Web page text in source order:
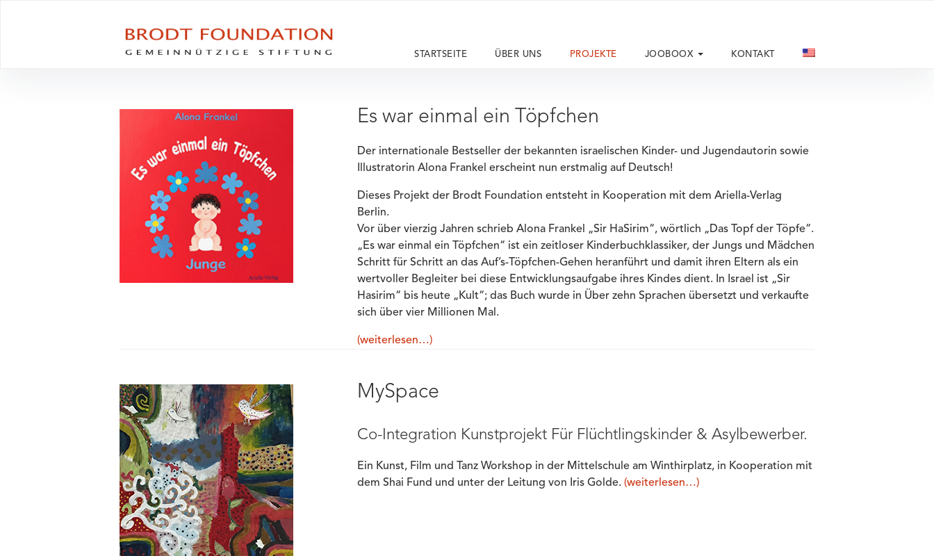
STARTSEITE ÜBER UNS PROJEKTE JOOBOOX KONTAKT
Es war einmal ein Töpfchen
Der internationale Bestseller der bekannten israelischen Kinder- und Jugendautorin sowie
Illustratorin Alona Frankel erscheint nun erstmalig auf Deutsch!
Dieses Projekt der Brodt Foundation entsteht in Kooperation mit dem Ariella-Verlag
Berlin.
Vor über vierzig Jahren schrieb Alona Frankel „Sir HaSirim“, wörtlich „Das Topf der Töpfe“.
„Es war einmal ein Töpfchen“ ist ein zeitloser Kinderbuchklassiker, der Jungs und Mädchen
Schritt für Schritt an das Auf’s-Töpfchen-Gehen heranführt und damit ihren Eltern als ein
wertvoller Begleiter bei diese Entwicklungsaufgabe ihres Kindes dient. In Israel ist „Sir
Hasirim“ bis heute „Kult“; das Buch wurde in Über zehn Sprachen übersetzt und verkaufte
sich über vier Millionen Mal.
(weiterlesen…)
MySpace
Co-Integration Kunstprojekt Für Flüchtlingskinder & Asylbewerber.
Ein Kunst, Film und Tanz Workshop in der Mittelschule am Winthirplatz, in Kooperation mit
dem Shai Fund und unter der Leitung von Iris Golde. (weiterlesen…)